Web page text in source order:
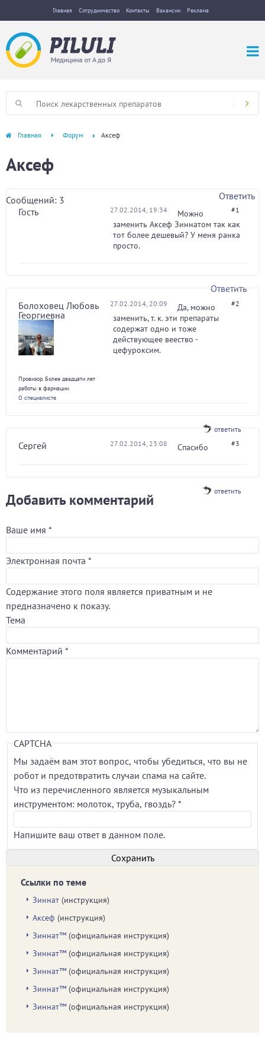
Главная Сотрудничество Контакты Вакансии Реклама
Главная Форум Аксеф
Аксеф
Сообщений: 3
Ответить
Гость
27.02.2014, 19:34 #1
Можно
заменить Аксеф Зиннатом так как
тот более дешевый? У меня ранка
просто.
Ответить
Болоховец Любовь
Георгиевна
Провизор. Более двадцати лет
работы в фармации.
О специалисте
27.02.2014, 20:09 #2
Да, можно
заменить, т. к. эти препараты
содержат одно и тоже
действующее веество -
цефуроксим.
ответить
Сергей 27.02.2014, 23:08 #3
Спасибо
ответить
Добавить комментарий
Ваше имя *
Электронная почта *
Содержание этого поля является приватным и не
предназначено к показу.
Тема
Комментарий *
CAPTCHA
Мы задаём вам этот вопрос, чтобы убедиться, что вы не
робот и предотвратить случаи спама на сайте.
Что из перечисленного является музыкальным
инструментом: молоток, труба, гвоздь? *
Напишите ваш ответ в данном поле.
Ссылки по теме
Зиннат (инструкция)
Аксеф (инструкция)
Зиннат™ (официальная инструкция)
Зиннат™ (официальная инструкция)
Зиннат™ (официальная инструкция)
Зиннат™ (официальная инструкция)
Зиннат™ (официальная инструкция)